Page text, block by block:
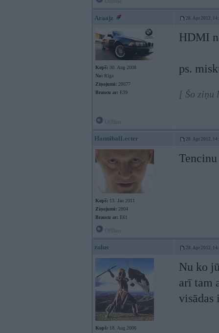
Araajz 28. Apr 2012,
Kopš: 30. Aug 2008
No: Rīga
Ziņojumi: 28677
Braucu ar: E39
HDMI
ps.
[ Šo ziņu
HannibalLecter 28. Apr 2012,
Kopš: 13. Jan 2011
Ziņojumi: 2804
Braucu ar: E61
zulus 28. Apr 2012,
Kopš: 18. Aug 2006
Nu ko
arī tam